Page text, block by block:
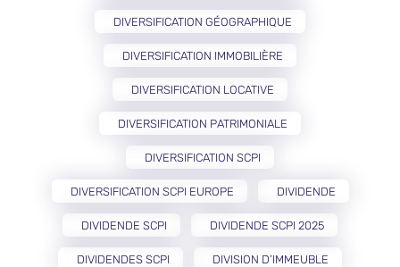
DIVERSIFICATION GÉOGRAPHIQUE
DIVERSIFICATION IMMOBILIÈRE
DIVERSIFICATION LOCATIVE
DIVERSIFICATION PATRIMONIALE
DIVERSIFICATION SCPI
DIVERSIFICATION SCPI EUROPE DIVIDENDE
DIVIDENDE SCPI DIVIDENDE SCPI 2025
DIVIDENDES SCPI DIVISION D’IMMEUBLE